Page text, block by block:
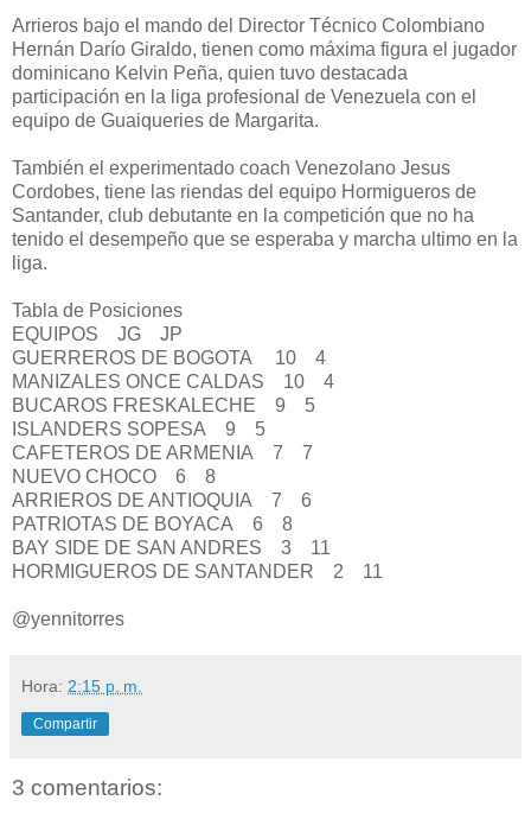
Arrieros bajo el mando del Director Técnico Colombiano
Hernán Darío Giraldo, tienen como máxima figura el jugador
dominicano Kelvin Peña, quien tuvo destacada
participación en la liga profesional de Venezuela con el
equipo de Guaiqueries de Margarita.
También el experimentado coach Venezolano Jesus
Cordobes, tiene las riendas del equipo Hormigueros de
Santander, club debutante en la competición que no ha
tenido el desempeño que se esperaba y marcha ultimo en la
liga.
Tabla de Posiciones
EQUIPOS JG JP
GUERREROS DE BOGOTA 10 4
MANIZALES ONCE CALDAS 10 4
BUCAROS FRESKALECHE 9 5
ISLANDERS SOPESA 9 5
CAFETEROS DE ARMENIA 7 7
NUEVO CHOCO 6 8
ARRIEROS DE ANTIOQUIA 7 6
PATRIOTAS DE BOYACA 6 8
BAY SIDE DE SAN ANDRES 3 11
HORMIGUEROS DE SANTANDER 2 11
@yennitorres
Hora: 2:15 p. m.
Compartir
3 comentarios: